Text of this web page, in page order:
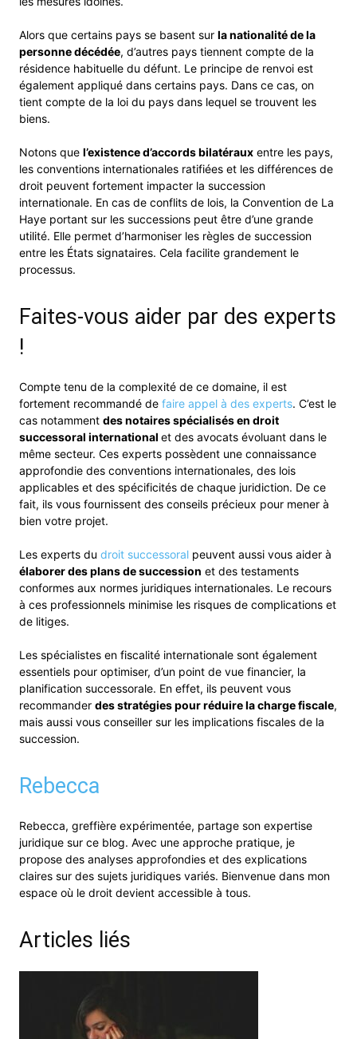
Alors que certains pays se basent sur la nationalité de la
personne décédée, d’autres pays tiennent compte de la
résidence habituelle du défunt. Le principe de renvoi est
également appliqué dans certains pays. Dans ce cas, on
tient compte de la loi du pays dans lequel se trouvent les
biens.
Notons que l’existence d’accords bilatéraux entre les pays,
les conventions internationales ratifiées et les différences de
droit peuvent fortement impacter la succession
internationale. En cas de conflits de lois, la Convention de La
Haye portant sur les successions peut être d’une grande
utilité. Elle permet d’harmoniser les règles de succession
entre les États signataires. Cela facilite grandement le
processus.
Faites-vous aider par des experts
!
Compte tenu de la complexité de ce domaine, il est
fortement recommandé de faire appel à des experts. C’est le
cas notamment des notaires spécialisés en droit
successoral international et des avocats évoluant dans le
même secteur. Ces experts possèdent une connaissance
approfondie des conventions internationales, des lois
applicables et des spécificités de chaque juridiction. De ce
fait, ils vous fournissent des conseils précieux pour mener à
bien votre projet.
Les experts du droit successoral peuvent aussi vous aider à
élaborer des plans de succession et des testaments
conformes aux normes juridiques internationales. Le recours
à ces professionnels minimise les risques de complications et
de litiges.
Les spécialistes en fiscalité internationale sont également
essentiels pour optimiser, d’un point de vue financier, la
planification successorale. En effet, ils peuvent vous
recommander des stratégies pour réduire la charge fiscale,
mais aussi vous conseiller sur les implications fiscales de la
succession.
Rebecca
Rebecca, greffière expérimentée, partage son expertise
juridique sur ce blog. Avec une approche pratique, je
propose des analyses approfondies et des explications
claires sur des sujets juridiques variés. Bienvenue dans mon
espace où le droit devient accessible à tous.
Articles liés